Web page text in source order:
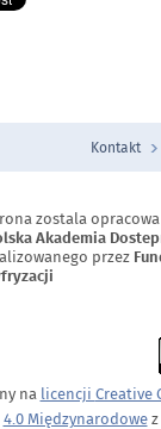
Kontakt
zostala
Akademia
przez
na licencji Creative
4.0 Międzynarodowez